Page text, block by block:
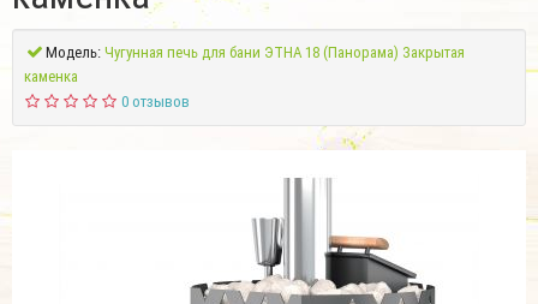
Модель:Чугунная печь для бани ЭТНА 18 (Панорама) Закрытая
каменка
0 отзывов